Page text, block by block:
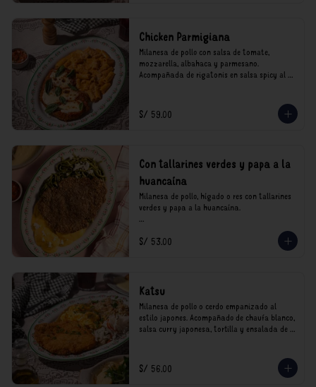
Chicken Parmigiana
Milanesa de pollo con salsa de tomate,
mozzarella, albahaca y parmesano.
Acompañada de rigatonis en salsa spicy al
*Nuestros precios están expresados en soles e
incluyen impuestos de ley y recargo al
S/ 59.00
Con tallarines verdes y papa a la
huancaína
Milanesa de pollo, hígado o res con tallarines
verdes y papa a la huancaína.
*Nuestros precios están expresados en soles e
incluyen impuestos de ley y recargo al
S/ 53.00
Katsu
Milanesa de pollo o cerdo empanizado al
estilo japones. Acompañado de chaufa blanco,
salsa curry japonesa, tortilla y ensalada de
*Nuestros precios están expresados en soles e
incluyen impuestos de ley y recargo al
S/ 56.00